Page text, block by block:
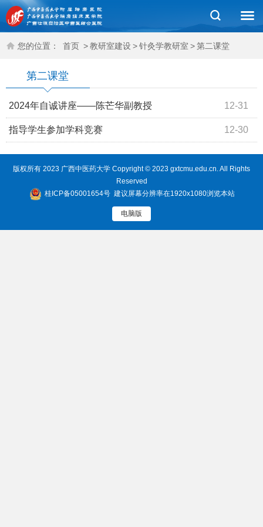
您的位置： 首页 >教研室建设 >针灸学教研室 >第二课堂
第二课堂
12-31
2024年自诚讲座——陈芒华副教授
12-30
指导学生参加学科竞赛
版权所有 2023 广西中医药大学 Copyright © 2023 gxtcmu.edu.cn. All Rights
Reserved
桂ICP备05001654号 建议屏幕分辨率在1920x1080浏览本站
电脑版